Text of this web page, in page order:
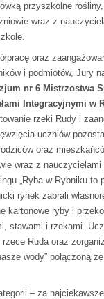
przyszkolne
wraz z
oraz
i podmiotów, Jury
nr 6 Mistrzostwa
Integracyjnymi w
rzeki Rudy i
uczniów
oraz
wraz z nauczycielami
„Ryba w Rybniku to
rynek zabrali
kartonowe ryby i
stawami i rzekami.
Ruda oraz
wody” połączoną
– za